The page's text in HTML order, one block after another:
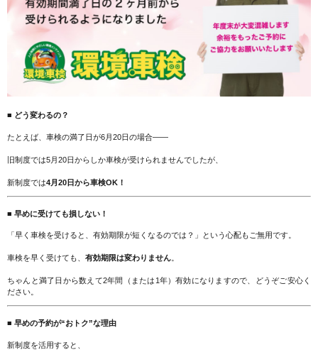
■ どう変わるの？
たとえば、車検の満了日が6月20日の場合――
旧制度では5月20日からしか車検が受けられませんでしたが、
新制度では4月20日から車検OK！
■ 早めに受けても損しない！
「早く車検を受けると、有効期限が短くなるのでは？」という心配もご無用です。
車検を早く受けても、 有効期限は変わりません
ちゃんと満了日から数えて2年間（または1年）有効になりますので、どうぞご安心く
ださい。
■ 早めの予約が“おトク”な理由
新制度を活用すると、